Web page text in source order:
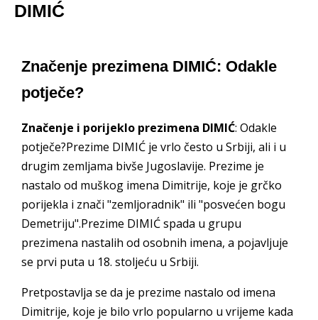
DIMIĆ
Značenje prezimena DIMIĆ: Odakle
potječe?
Značenje i porijeklo prezimena DIMIĆ: Odakle
potječe?Prezime DIMIĆ je vrlo često u Srbiji, ali i u
drugim zemljama bivše Jugoslavije. Prezime je
nastalo od muškog imena Dimitrije, koje je grčko
porijekla i znači "zemljoradnik" ili "posvećen bogu
Demetriju".Prezime DIMIĆ spada u grupu
prezimena nastalih od osobnih imena, a pojavljuje
se prvi puta u 18. stoljeću u Srbiji.
Pretpostavlja se da je prezime nastalo od imena
Dimitrije, koje je bilo vrlo popularno u vrijeme kada